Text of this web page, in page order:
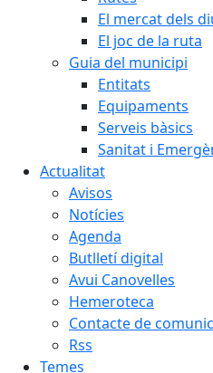
El mercat dels
El joc de la ruta
Guia del municipi
Entitats
Equipaments
Serveis bàsics
Sanitat i
Actualitat
Avisos
Notícies
Agenda
Butlletí digital
Avui Canovelles
Hemeroteca
Contacte de
Rss
Temes